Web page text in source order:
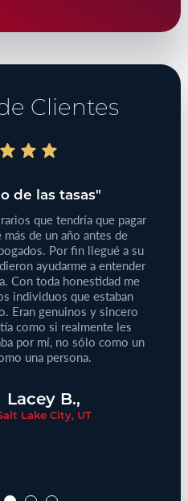
Clientes
de las tasas"
que tendría que pagar
de un año antes de
Por fin llegué a su
ayudarme a entender
Con toda honestidad me
individuos que estaban
Eran genuinos y sincero
como si realmente les
por mí, no sólo como un
una persona.
Lacey B.,
Lake City, UT